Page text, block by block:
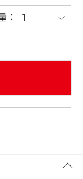
PREMIUM